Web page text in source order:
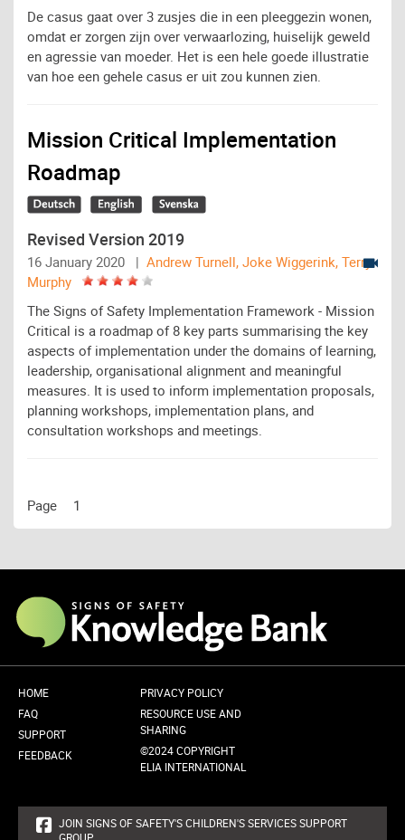
De casus gaat over 3 zusjes die in een pleeggezin wonen,
omdat er zorgen zijn over verwaarlozing, huiselijk geweld
en agressie van moeder. Het is een hele goede illustratie
van hoe een gehele casus er uit zou kunnen zien.
Mission Critical Implementation
Roadmap
Revised Version 2019
16 January 2020 | Andrew Turnell, Joke Wiggerink, Terry
Murphy
The Signs of Safety Implementation Framework - Mission
Critical is a roadmap of 8 key parts summarising the key
aspects of implementation under the domains of learning,
leadership, organisational alignment and meaningful
measures. It is used to inform implementation proposals,
planning workshops, implementation plans, and
consultation workshops and meetings.
Page 1
HOME
FAQ
SUPPORT
FEEDBACK
PRIVACY POLICY
RESOURCE USE AND
SHARING
©2024 COPYRIGHT
ELIA INTERNATIONAL
JOIN SIGNS OF SAFETY'S CHILDREN'S SERVICES SUPPORT